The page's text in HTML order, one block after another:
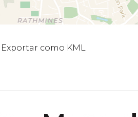
Exportar como KML